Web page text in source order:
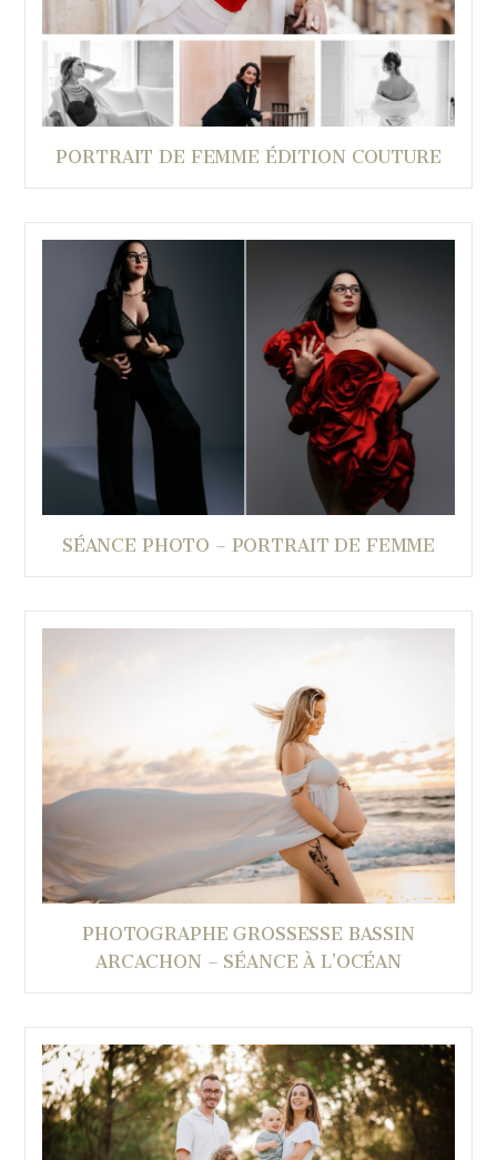
PORTRAIT DE FEMME ÉDITION COUTURE
SÉANCE PHOTO – PORTRAIT DE FEMME
PHOTOGRAPHE GROSSESSE BASSIN
ARCACHON – SÉANCE À L’OCÉAN